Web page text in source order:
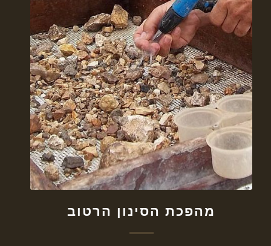
מהפכת הסינון הרטוב